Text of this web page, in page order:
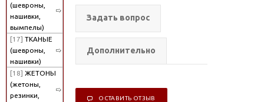
(шевроны,
нашивки,
вымпелы)
[17] ТКАНЫЕ
(шевроны,
нашивки)
[18] ЖЕТОНЫ
(жетоны,
резинки,
Задать вопрос
Дополнительно
ОСТАВИТЬ ОТЗЫВ